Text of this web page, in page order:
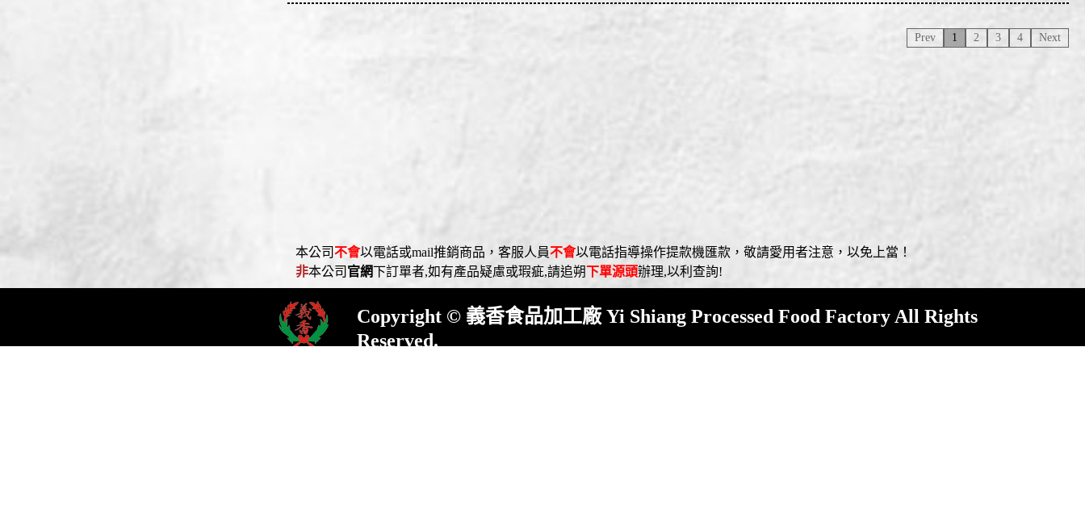
媒體行銷｜101 多媒體整合行銷
https://www.101marketing.com.tw/
Prev 1 2 3 4 Next
本公司不會以電話或mail推銷商品，客服人員不會以電話指導操作提款機匯款，敬請愛用者注意，以免上當！
非本公司 官網下訂單者,如有產品疑慮或瑕疵,請追朔下單源頭辦理,以利查詢!
Copyright © 義香食品加工廠 Yi Shiang Processed Food Factory All Rights
Reserved.